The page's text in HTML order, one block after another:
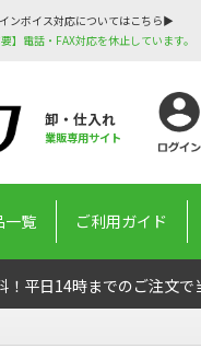
インボイス対応についてはこちら▶
要】電話・FAX対応を休止しています。
卸・仕入れ
業販専用サイト
一覧 ご利用ガイド
！平日14時までのご注文で